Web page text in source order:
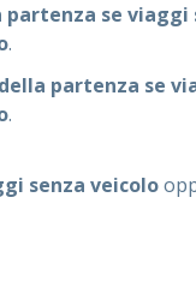
se viaggi
.
partenza se
.
senza veicolo